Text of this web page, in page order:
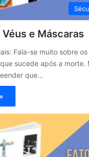
e Máscaras
Fala-se muito sobre
sucede após a morte.
que…